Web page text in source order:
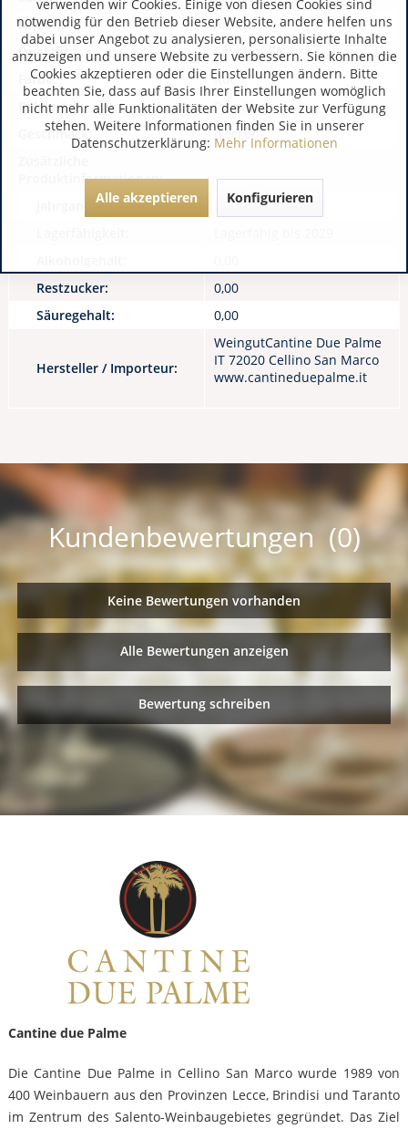
Region:
Apulien
Qualität:
Salento IGP
Farbe:
Rot
Rebsorte:
Primitivo
Geschmack:
trocken
Produktinformationen:
2021
Restzucker:
0,00
Säuregehalt:
0,00
Hersteller / Importeur:
WeingutCantine Due Palme
IT 72020 Cellino San Marco
www.cantineduepalme.it
Kundenbewertungen (0)
Keine Bewertungen vorhanden
Alle Bewertungen anzeigen
Bewertung schreiben
Cantine due Palme
Die Cantine Due Palme in Cellino San Marco wurde 1989 von
400 Weinbauern aus den Provinzen Lecce, Brindisi und Taranto
im Zentrum des Salento-Weinbaugebietes gegründet. Das Ziel
verwenden wir Cookies. Einige von diesen Cookies sind
notwendig für den Betrieb dieser Website, andere helfen uns
dabei unser Angebot zu analysieren, personalisierte Inhalte
anzuzeigen und unsere Website zu verbessern. Sie können die
Cookies akzeptieren oder die Einstellungen ändern. Bitte
beachten Sie, dass auf Basis Ihrer Einstellungen womöglich
nicht mehr alle Funktionalitäten der Website zur Verfügung
stehen. Weitere Informationen finden Sie in unserer
Datenschutzerklärung: Mehr Informationen
Alle akzeptieren Konfigurieren